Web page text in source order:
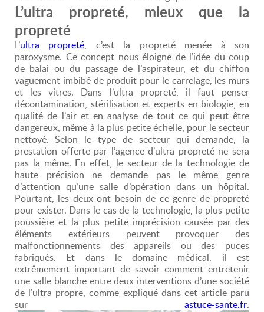
L’ultra propreté, mieux que la
propreté
L’ultra propreté, c’est la propreté menée à son
paroxysme. Ce concept nous éloigne de l’idée du coup
de balai ou du passage de l’aspirateur, et du chiffon
vaguement imbibé de produit pour le carrelage, les murs
et les vitres. Dans l’ultra propreté, il faut penser
décontamination, stérilisation et experts en biologie, en
qualité de l’air et en analyse de tout ce qui peut être
dangereux, même à la plus petite échelle, pour le secteur
nettoyé. Selon le type de secteur qui demande, la
prestation offerte par l’agence d’ultra propreté ne sera
pas la même. En effet, le secteur de la technologie de
haute précision ne demande pas le même genre
d’attention qu’une salle d’opération dans un hôpital.
Pourtant, les deux ont besoin de ce genre de propreté
pour exister. Dans le cas de la technologie, la plus petite
poussière et la plus petite imprécision causée par des
éléments extérieurs peuvent provoquer des
malfonctionnements des appareils ou des puces
fabriqués. Et dans le domaine médical, il est
extrêmement important de savoir comment entretenir
une salle blanche entre deux interventions d’une société
de l’ultra propre, comme expliqué dans cet article paru
sur astuce-sante.fr.